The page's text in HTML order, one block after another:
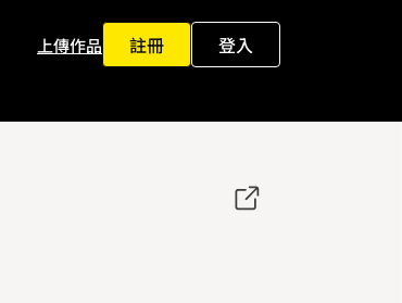
上傳作品 註冊
登入